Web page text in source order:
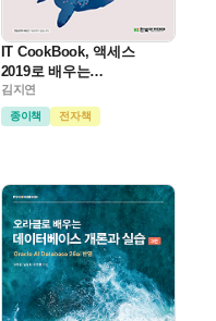
IT CookBook, 액세스
2019로 배우는
데이터베이스 기초와 실습
김지연
종이책 전자책